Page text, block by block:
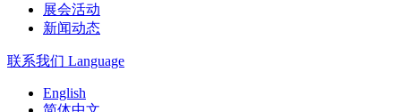
展会活动
新闻动态
联系我们 Language
English